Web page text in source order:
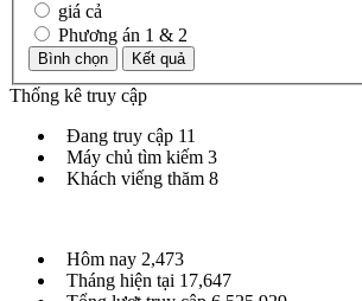
giá cả
Phương án 1 & 2
Thống kê truy cập
Đang truy cập 11
Máy chủ tìm kiếm 3
Khách viếng thăm 8
Hôm nay 2,473
Tháng hiện tại 17,647